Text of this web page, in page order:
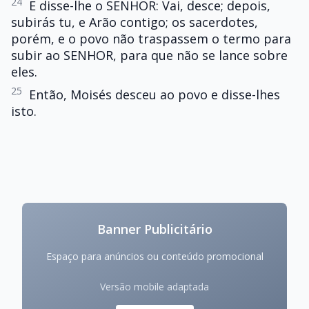
E disse-lhe o SENHOR: Vai, desce; depois,
subirás tu, e Arão contigo; os sacerdotes,
porém, e o povo não traspassem o termo para
subir ao SENHOR, para que não se lance sobre
eles.
25
Então, Moisés desceu ao povo e disse-lhes
isto.
Banner Publicitário
Espaço para anúncios ou conteúdo promocional
Versão mobile adaptada